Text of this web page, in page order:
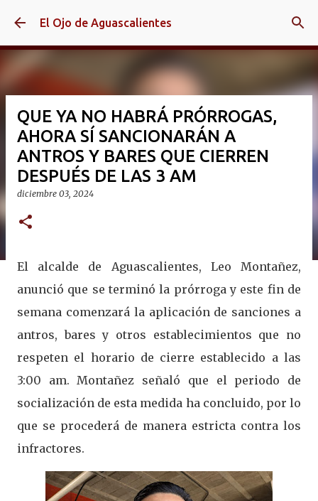
Ir al contenido principal
El Ojo de Aguascalientes
QUE YA NO HABRÁ PRÓRROGAS,
AHORA SÍ SANCIONARÁN A
ANTROS Y BARES QUE CIERREN
DESPUÉS DE LAS 3 AM
diciembre 03, 2024
El alcalde de Aguascalientes, Leo Montañez,
anunció que se terminó la prórroga y este fin de
semana comenzará la aplicación de sanciones a
antros, bares y otros establecimientos que no
respeten el horario de cierre establecido a las
3:00 am. Montañez señaló que el periodo de
socialización de esta medida ha concluido, por lo
que se procederá de manera estricta contra los
infractores.